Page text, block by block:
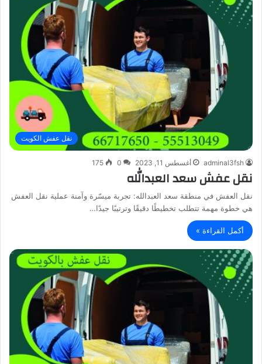
نقل عفش الكويت
adminal3fsh أغسطس 11, 2023 0
175
نقل عفش سعد العبدالله
نقل العفش في منطقة سعد العبدالله: تجربة ميسّرة وآمنة عملية نقل العفش
هي خطوة مهمة تتطلب تخطيطًا دقيقًا وترتيبًا جيدًا…
أكمل القراءة »